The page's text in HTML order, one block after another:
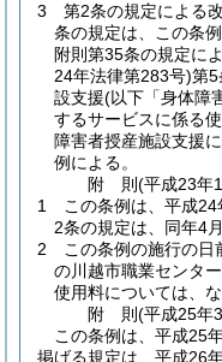
3
第2条の規定による
条の規定は、この条
附則第35条の規定に
24年法律第283号)第5
設支援(以下「身体障
するサービスに係る
障害者授産施設支援
例による。
附 則(平成23年
1
この条例は、平成24
2条の規定は、同年4
2
この条例の施行の
の川越市職業センタ
使用料については、
附 則(平成25年
この条例は、平成25
掲げる規定は、平成26